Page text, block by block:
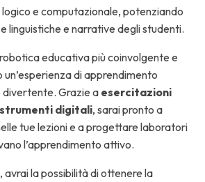
e computazionale, potenziando
linguistiche e narrative degli studenti.
educativa più coinvolgente e
di apprendimento
Grazie a esercitazioni
strumenti digitali, sarai pronto a
tue lezioni e a progettare laboratori
l’apprendimento attivo.
avrai la possibilità di ottenere la